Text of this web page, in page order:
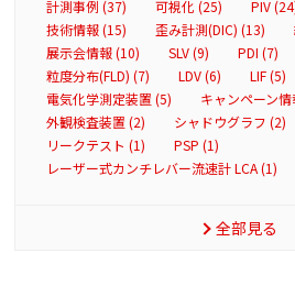
計測事例 (37) 可視化 (25) PIV
技術情報 (15)
歪み計測(DIC) (13)
展示会情報 (10)
SLV (9) PDI (7)
粒度分布(FLD) (7)
LDV (6) LIF (5)
電気化学測定装置 (5)
キャンペーン情
外観検査装置 (2)
シャドウグラフ (2)
リークテスト (1)
PSP (1)
レーザー式カンチレバー流速計 LCA (1)
全部見る